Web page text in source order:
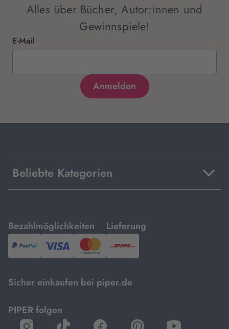
Alles über Bücher, Autor:innen und
Gewinnspiele!
E-Mail
Beliebte Kategorien
Bezahlmöglichkeiten
mit
PayPal,Visa
und
Lieferung
mit
DHL.
Sicher einkaufen bei piper.de
PIPER folgen
öffnet
öffnet
öffnet
öffnet
öffnet